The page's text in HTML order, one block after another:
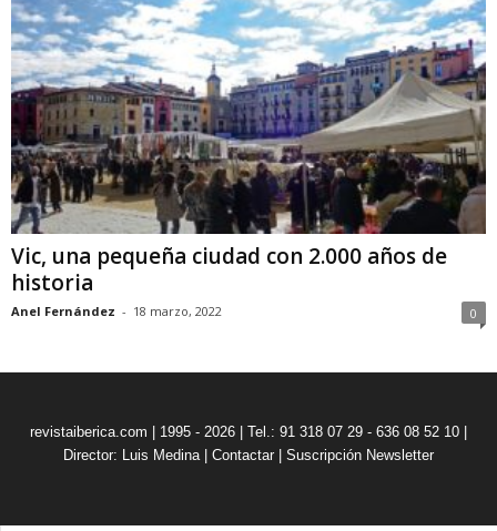
Vic, una pequeña ciudad con 2.000 años de
historia
Anel Fernández - 18 marzo, 2022 0
revistaiberica.com | 1995 - 2026 | Tel.: 91 318 07 29 - 636 08 52 10 |
Director: Luis Medina| Contactar Suscripción Newsletter